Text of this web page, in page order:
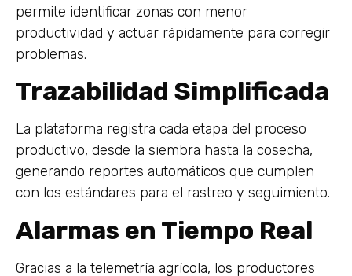
permite identificar zonas con menor
productividad y actuar rápidamente para corregir
problemas.
Trazabilidad Simplificada
La plataforma registra cada etapa del proceso
productivo, desde la siembra hasta la cosecha,
generando reportes automáticos que cumplen
con los estándares para el rastreo y seguimiento.
Alarmas en Tiempo Real
Gracias a la telemetría agrícola, los productores